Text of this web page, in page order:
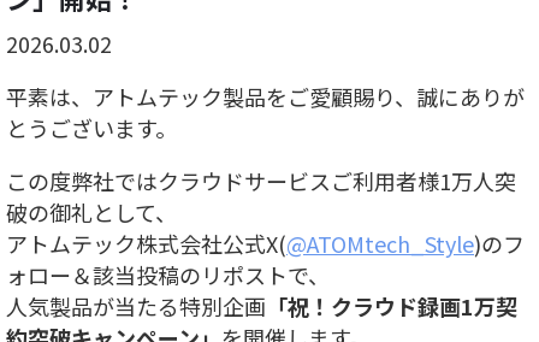
2026.03.02
平素は、アトムテック製品をご愛顧賜り、誠にありが
とうございます。
この度弊社ではクラウドサービスご利用者様1万人突
破の御礼として、
アトムテック株式会社公式X(@ATOMtech_Style)のフ
ォロー＆該当投稿のリポストで、
人気製品が当たる特別企画 「祝！クラウド録画1万契